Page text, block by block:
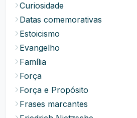
Curiosidade
Datas comemorativas
Estoicismo
Evangelho
Família
Força
Força e Propósito
Frases marcantes